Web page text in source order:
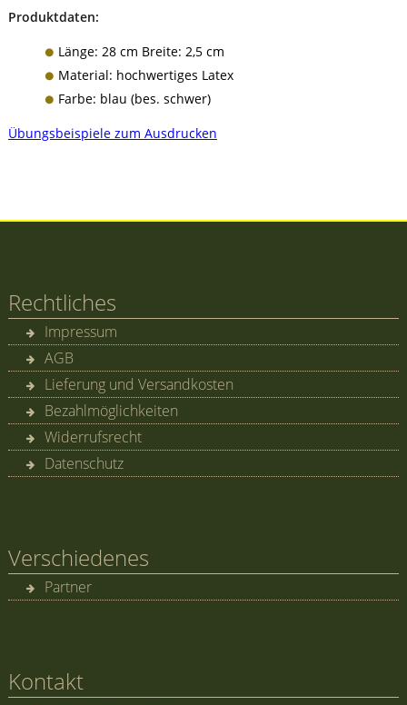
Produktdaten:
Länge: 28 cm Breite: 2,5 cm
Material: hochwertiges Latex
Farbe: blau (bes. schwer)
Übungsbeispiele zum Ausdrucken
Rechtliches
Impressum
AGB
Lieferung und Versandkosten
Bezahlmöglichkeiten
Widerrufsrecht
Datenschutz
Verschiedenes
Partner
Kontakt